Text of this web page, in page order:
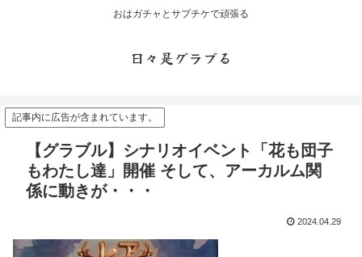
おはガチャとサプチケで頑張る
日々是グラブる
記事内に広告が含まれています。
【グラブル】シナリオイベント「花も団子
もわたし達」開催 そして、アーカルム関
係に動きが・・・
2024.04.29